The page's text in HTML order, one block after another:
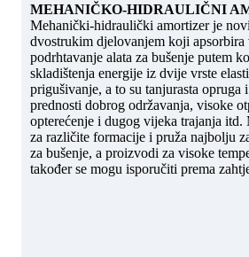
MEHANIČKO-HIDRAULIČNI
Mehanički-hidraulički amortizer je
dvostrukim djelovanjem koji apsorbira
podrhtavanje alata za bušenje putem
skladištenja energije iz dvije vrste
prigušivanje, a to su tanjurasta
prednosti dobrog održavanja, visoke
opterećenje i dugog vijeka trajanja
za različite formacije i pruža najbolju
za bušenje, a proizvodi za visoke
također se mogu isporučiti prema